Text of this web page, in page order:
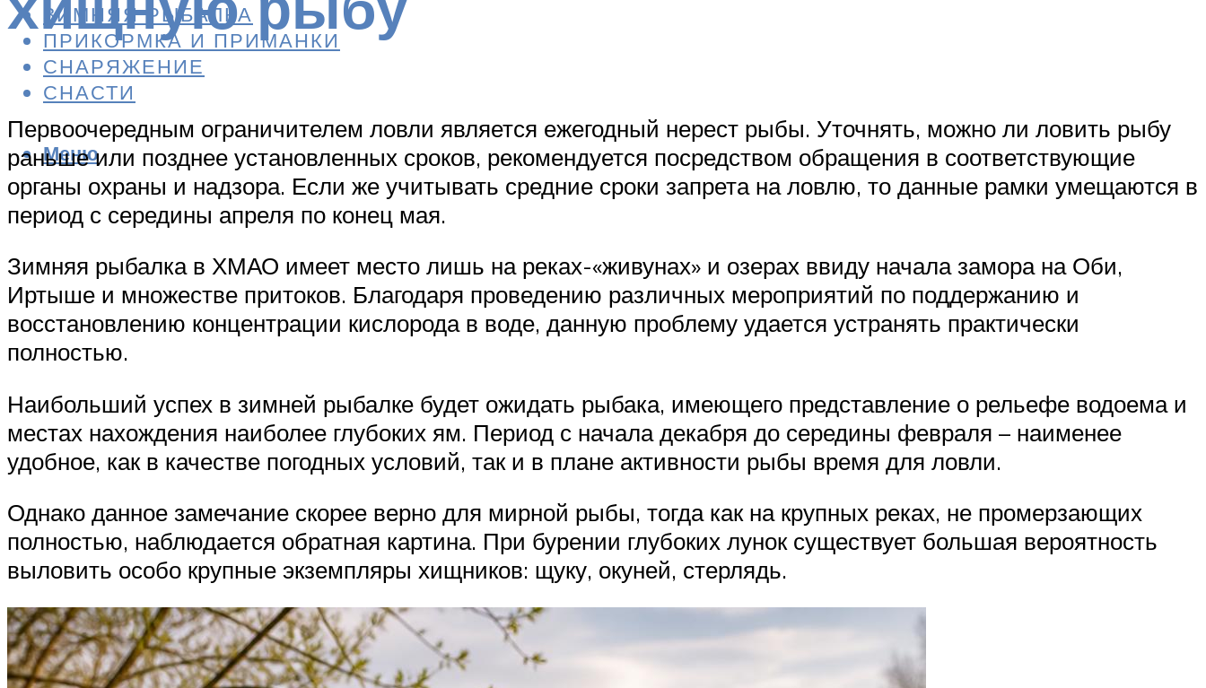
ЗИМНЯЯ РЫБАЛКА
ПРИКОРМКА И ПРИМАНКИ
СНАРЯЖЕНИЕ
СНАСТИ
Меню
Первоочередным ограничителем ловли является ежегодный нерест рыбы. Уточнять, можно ли ловить рыбу
раньше или позднее установленных сроков, рекомендуется посредством обращения в соответствующие
органы охраны и надзора. Если же учитывать средние сроки запрета на ловлю, то данные рамки умещаются в
период с середины апреля по конец мая.
Зимняя рыбалка в ХМАО имеет место лишь на реках-«живунах» и озерах ввиду начала замора на Оби,
Иртыше и множестве притоков. Благодаря проведению различных мероприятий по поддержанию и
восстановлению концентрации кислорода в воде, данную проблему удается устранять практически
полностью.
Наибольший успех в зимней рыбалке будет ожидать рыбака, имеющего представление о рельефе водоема и
местах нахождения наиболее глубоких ям. Период с начала декабря до середины февраля – наименее
удобное, как в качестве погодных условий, так и в плане активности рыбы время для ловли.
Однако данное замечание скорее верно для мирной рыбы, тогда как на крупных реках, не промерзающих
полностью, наблюдается обратная картина. При бурении глубоких лунок существует большая вероятность
выловить особо крупные экземпляры хищников: щуку, окуней, стерлядь.